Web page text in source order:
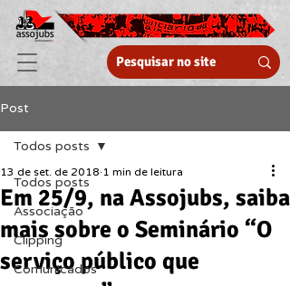
Post
Todos posts
Associação
Clipping
Comunicados
Todos posts
Em 25/9, na Assojubs, saiba
mais sobre o Seminário “O
serviço público que
13 de set. de 2018 1 min de leitura